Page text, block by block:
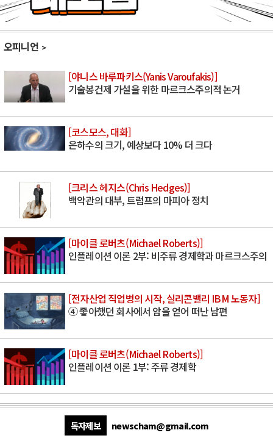
오피니언
[야니스 바루파키스(Yanis Varoufakis)]
기술봉건제 가설을 위한 마르크스주의적 논거
[코스모스, 대화]
은하수의 크기, 예상보다 10% 더 크다
[크리스 헤지스(Chris Hedges)]
백악관의 대부, 트럼프의 마피아 정치
[마이클 로버츠(Michael Roberts)]
인플레이션 이론 2부: 비주류 경제학과 마르크스주의
[전자산업 직업병의 시작, 실리콘밸리 IBM 노동자]
④ 좋아했던 회사에서 암을 얻어 떠난 남편
[마이클 로버츠(Michael Roberts)]
인플레이션 이론 1부: 주류 경제학
독자제보 newscham@gmail.com